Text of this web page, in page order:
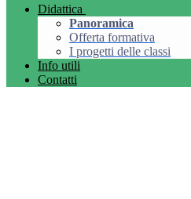
Didattica
Panoramica
Offerta formativa
I progetti delle classi
Info utili
Contatti